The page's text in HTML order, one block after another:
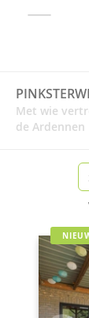
Met wie
de Ardennen